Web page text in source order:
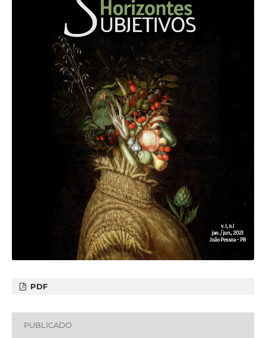
PDF
PUBLICADO